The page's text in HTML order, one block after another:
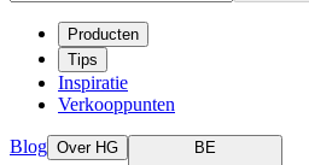
Producten
Tips
Inspiratie
Verkooppunten
Blog Over HG BE